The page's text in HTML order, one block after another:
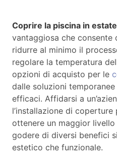
Coprire la piscina in estate
vantaggiosa che consente
ridurre al minimo il
regolare la temperatura
opzioni di acquisto per le
dalle soluzioni
efficaci. Affidarsi a
l’installazione di
ottenere un maggior
godere di diversi benefici
estetico che funzionale.